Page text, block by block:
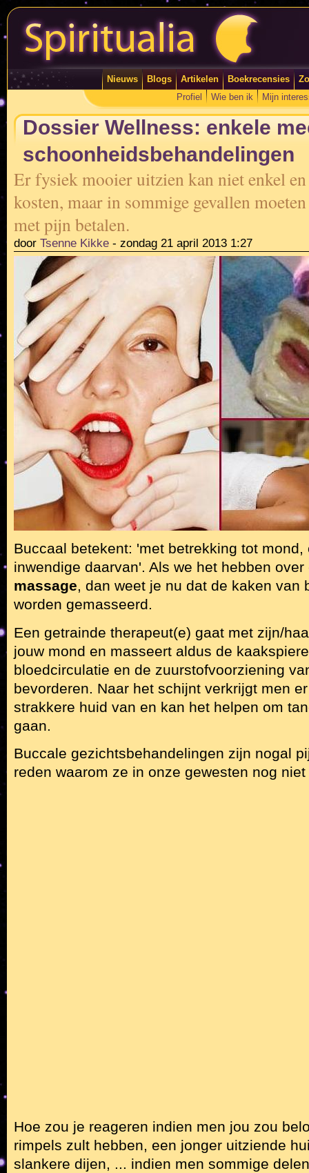
Nieuws Blogs Artikelen Boekrecensies
Profiel
Wie ben ik Mijn
Dossier Wellness: enkele
schoonheidsbehandelingen
Er fysiek mooier uitzien kan niet enkel
kosten, maar in sommige gevallen
met pijn betalen.
door Tsenne Kikke - zondag 21 april 2013 1:27
Buccaal betekent: 'met betrekking tot
inwendige daarvan'. Als we het hebben
massage, dan weet je nu dat de kaken van
worden gemasseerd.
Een getrainde therapeut(e) gaat met zijn/
jouw mond en masseert aldus de
bloedcirculatie en de zuurstofvoorziening
bevorderen. Naar het schijnt verkrijgt men
strakkere huid van en kan het helpen om
gaan.
Buccale gezichtsbehandelingen zijn nogal
reden waarom ze in onze gewesten nog
Hoe zou je reageren indien men jou zou
rimpels zult hebben, een jonger uitziende
slankere dijen, ... indien men sommige